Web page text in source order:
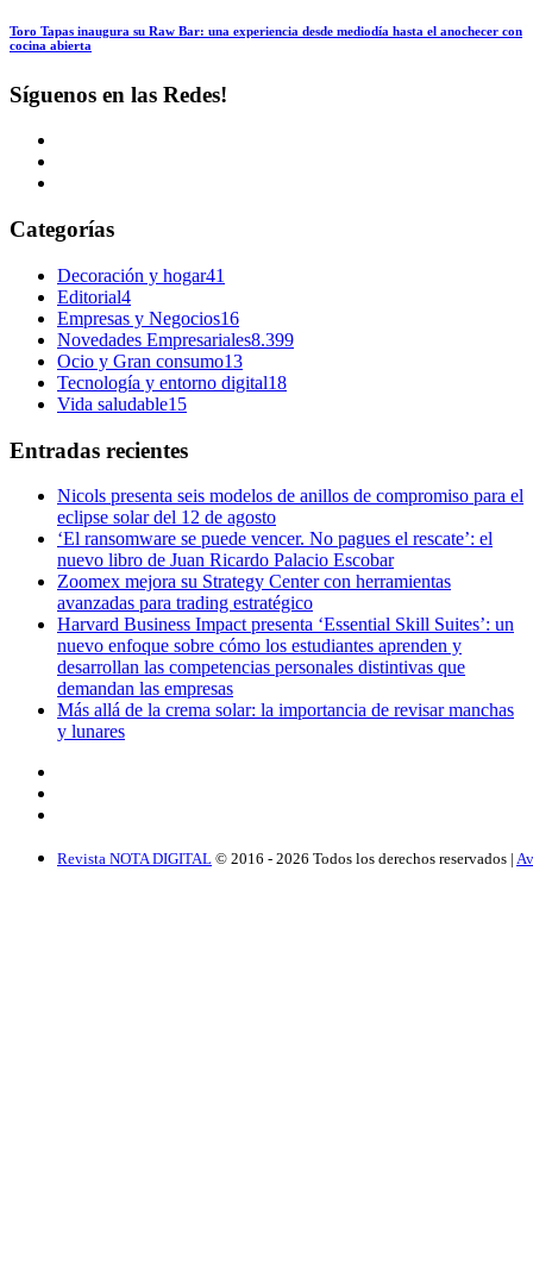
Toro Tapas inaugura su Raw Bar: una experiencia desde mediodía hasta el anochecer con
cocina abierta
Síguenos en las Redes!
Categorías
Decoración y hogar41
Editorial4
Empresas y Negocios16
Novedades Empresariales8.399
Ocio y Gran consumo13
Tecnología y entorno digital18
Vida saludable15
Entradas recientes
Nicols presenta seis modelos de anillos de compromiso para el
eclipse solar del 12 de agosto
‘El ransomware se puede vencer. No pagues el rescate’: el
nuevo libro de Juan Ricardo Palacio Escobar
Zoomex mejora su Strategy Center con herramientas
avanzadas para trading estratégico
Harvard Business Impact presenta ‘Essential Skill Suites’: un
nuevo enfoque sobre cómo los estudiantes aprenden y
desarrollan las competencias personales distintivas que
demandan las empresas
Más allá de la crema solar: la importancia de revisar manchas
y lunares
Revista NOTA DIGITAL © 2016 - 2026 Todos los derechos reservados |